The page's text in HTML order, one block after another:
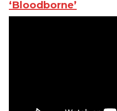
‘Bloodborne’